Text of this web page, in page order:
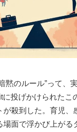
黙のルール”って、
投げかけられたこ
が殺到した。育児、
面で浮かび上がる